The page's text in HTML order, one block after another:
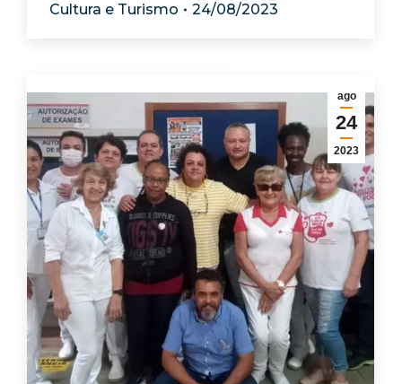
Cultura e Turismo 24/08/2023
ago
24
2023